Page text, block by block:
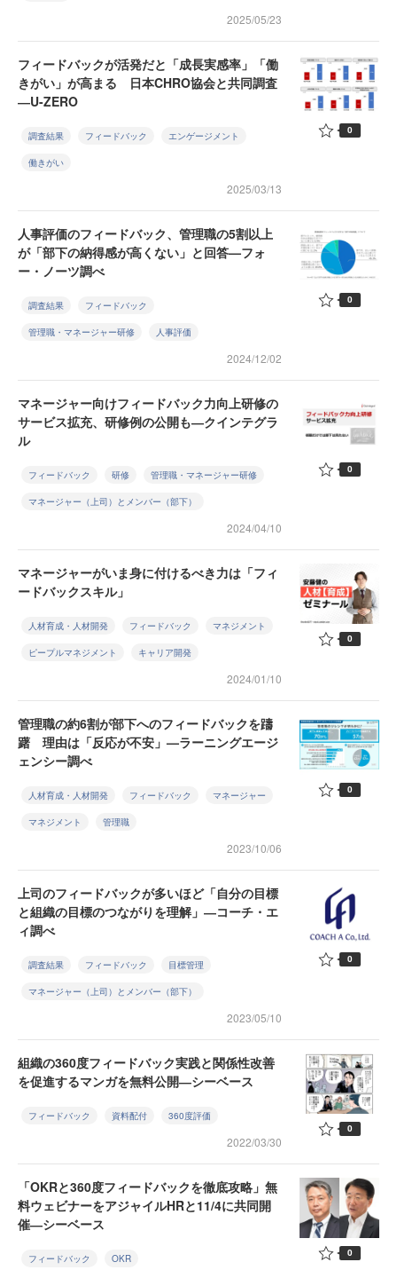
2025/05/23
フィードバックが活発だと「成長実感率」「働
きがい」が高まる 日本CHRO協会と共同調査
―U-ZERO
調査結果 フィードバック エンゲージメント
働きがい
2025/03/13
0
人事評価のフィードバック、管理職の5割以上
が「部下の納得感が高くない」と回答—フォ
ー・ノーツ調べ
調査結果 フィードバック
管理職・マネージャー研修 人事評価
2024/12/02
0
マネージャー向けフィードバック力向上研修の
サービス拡充、研修例の公開も―クインテグラ
ル
フィードバック 研修 管理職・マネージャー研修
マネージャー（上司）とメンバー（部下）
2024/04/10
0
マネージャーがいま身に付けるべき力は「フィ
ードバックスキル」
人材育成・人材開発 フィードバック マネジメント
ピープルマネジメント キャリア開発
2024/01/10
0
管理職の約6割が部下へのフィードバックを躊
躇 理由は「反応が不安」—ラーニングエージ
ェンシー調べ
人材育成・人材開発 フィードバック マネージャー
マネジメント 管理職
2023/10/06
0
上司のフィードバックが多いほど「自分の目標
と組織の目標のつながりを理解」―コーチ・エ
ィ調べ
調査結果 フィードバック 目標管理
マネージャー（上司）とメンバー（部下）
2023/05/10
0
組織の360度フィードバック実践と関係性改善
を促進するマンガを無料公開―シーベース
フィードバック 資料配付 360度評価
2022/03/30
0
「OKRと360度フィードバックを徹底攻略」無
料ウェビナーをアジャイルHRと11/4に共同開
催―シーベース
フィードバック OKR 0